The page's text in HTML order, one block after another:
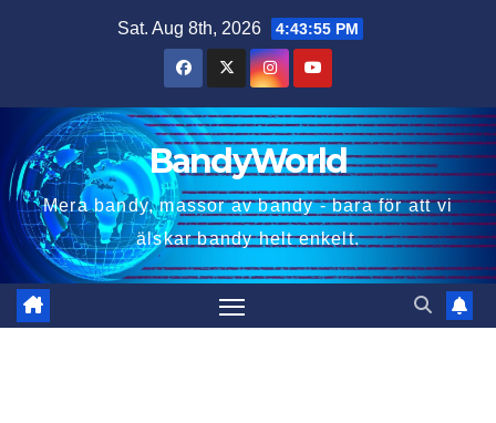
Sat. Aug 8th, 2026 4:43:56 PM
BandyWorld
Mera bandy, massor av bandy - bara för att vi
älskar bandy helt enkelt.